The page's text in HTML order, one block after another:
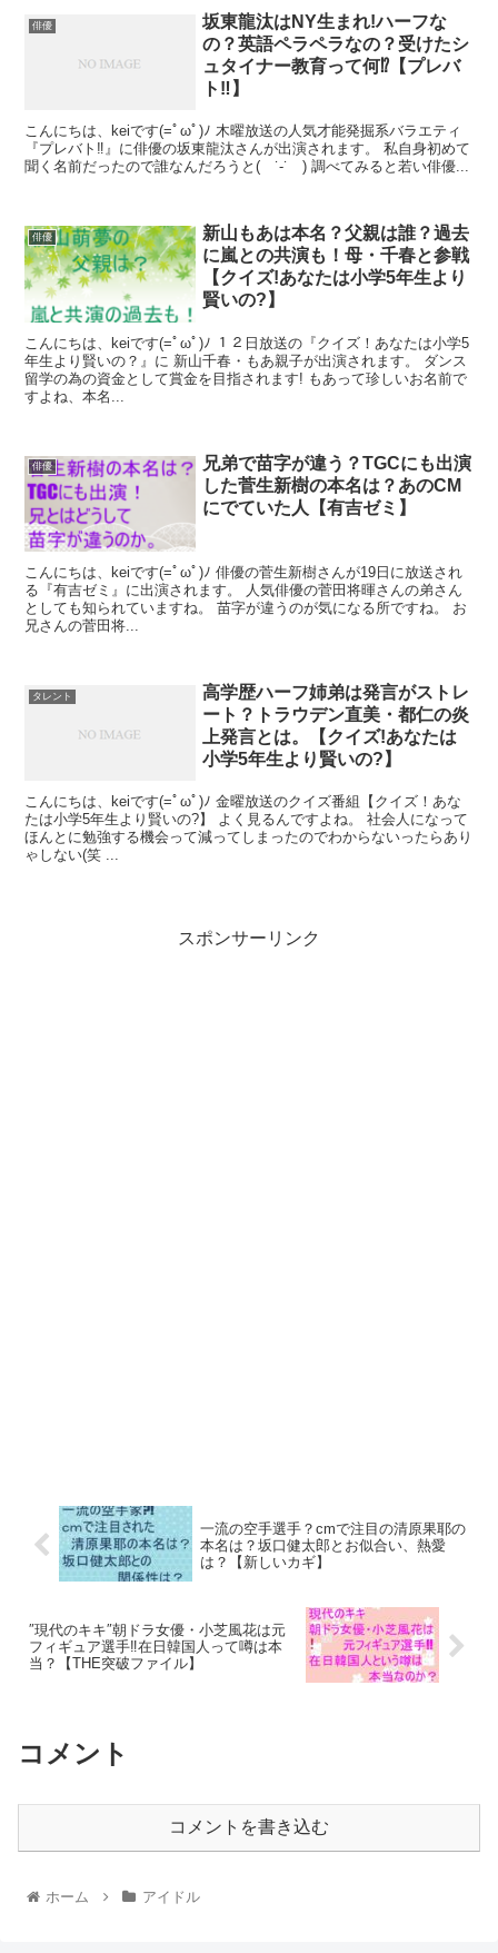
俳優
坂東龍汰はNY生まれ!ハーフな
の？英語ペラペラなの？受けたシ
ュタイナー教育って何⁉︎【プレバ
ト‼︎】
こんにちは、keiです(=ﾟωﾟ)ﾉ 木曜放送の人気才能発掘系バラエティ
『プレバト‼︎』に俳優の坂東龍汰さんが出演されます。 私自身初めて
聞く名前だったので誰なんだろうと( ˙-˙ ) 調べてみると若い俳優...
俳優
新山もあは本名？父親は誰？過去
に嵐との共演も！母・千春と参戦
【クイズ!あなたは小学5年生より
賢いの?】
こんにちは、keiです(=ﾟωﾟ)ﾉ １２日放送の『クイズ！あなたは小学5
年生より賢いの？』に 新山千春・もあ親子が出演されます。 ダンス
留学の為の資金として賞金を目指されます! もあって珍しいお名前で
すよね、本名...
俳優
兄弟で苗字が違う？TGCにも出演
した菅生新樹の本名は？あのCM
にでていた人【有吉ゼミ】
こんにちは、keiです(=ﾟωﾟ)ﾉ 俳優の菅生新樹さんが19日に放送され
る『有吉ゼミ』に出演されます。 人気俳優の菅田将暉さんの弟さん
としても知られていますね。 苗字が違うのが気になる所ですね。 お
兄さんの菅田将...
タレント
高学歴ハーフ姉弟は発言がストレ
ート？トラウデン直美・都仁の炎
上発言とは。【クイズ!あなたは
小学5年生より賢いの?】
こんにちは、keiです(=ﾟωﾟ)ﾉ 金曜放送のクイズ番組【クイズ！あな
たは小学5年生より賢いの?】 よく見るんですよね。 社会人になって
ほんとに勉強する機会って減ってしまったのでわからないったらあり
ゃしない(笑 ...
スポンサーリンク
一流の空手選手？cmで注目の清原果耶の
本名は？坂口健太郎とお似合い、熱愛
は？【新しいカギ】
″現代のキキ″朝ドラ女優・小芝風花は元
フィギュア選手‼︎在日韓国人って噂は本
当？【THE突破ファイル】
コメント
コメントを書き込む
ホーム アイドル